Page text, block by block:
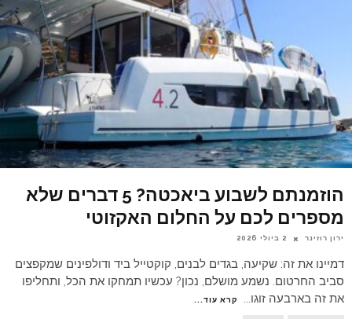
הוזמנתם לשבוע ביאכטה? 5 דברים שלא
מספרים לכם על החלום האקזוטי
ירון רוזינר 2 ביולי 2026
דמיינו את זה: שקיעה, בגדים לבנים, קוקטייל ביד ודולפינים שמקפצים
סביב החרטום. נשמע מושלם, נכון? עכשיו תמחקו את הכל, ותחליפו
את זה בארבעה זוגו... קרא עוד...